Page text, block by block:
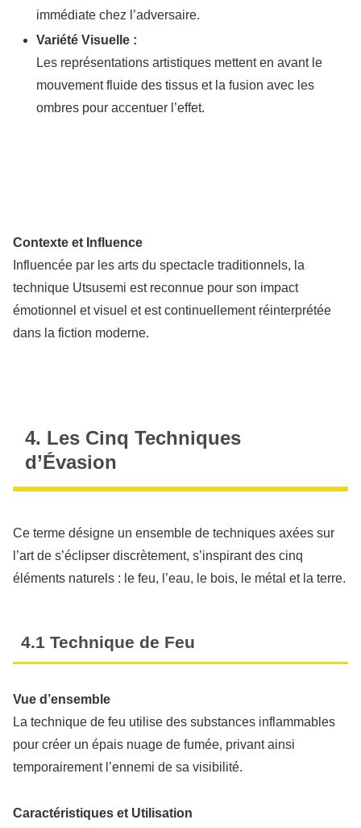
immédiate chez l’adversaire.
Variété Visuelle :
Les représentations artistiques mettent en avant le
mouvement fluide des tissus et la fusion avec les
ombres pour accentuer l’effet.
Contexte et Influence
Influencée par les arts du spectacle traditionnels, la
technique Utsusemi est reconnue pour son impact
émotionnel et visuel et est continuellement réinterprétée
dans la fiction moderne.
4. Les Cinq Techniques
d’Évasion
Ce terme désigne un ensemble de techniques axées sur
l’art de s’éclipser discrètement, s’inspirant des cinq
éléments naturels : le feu, l’eau, le bois, le métal et la terre.
4.1 Technique de Feu
Vue d’ensemble
La technique de feu utilise des substances inflammables
pour créer un épais nuage de fumée, privant ainsi
temporairement l’ennemi de sa visibilité.
Caractéristiques et Utilisation